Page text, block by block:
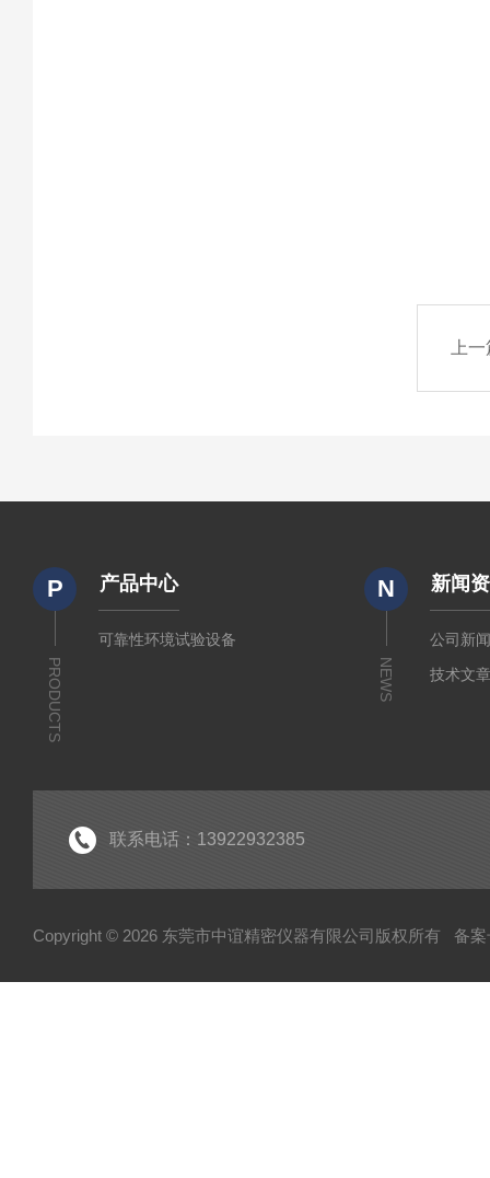
上
P
PRODUCTS
产品中心
可靠性环境试验设备
N
NEWS
新闻
公司新
技术文
联系电话：13922932385
Copyright © 2026 东莞市中谊精密仪器有限公司版权所有 备案